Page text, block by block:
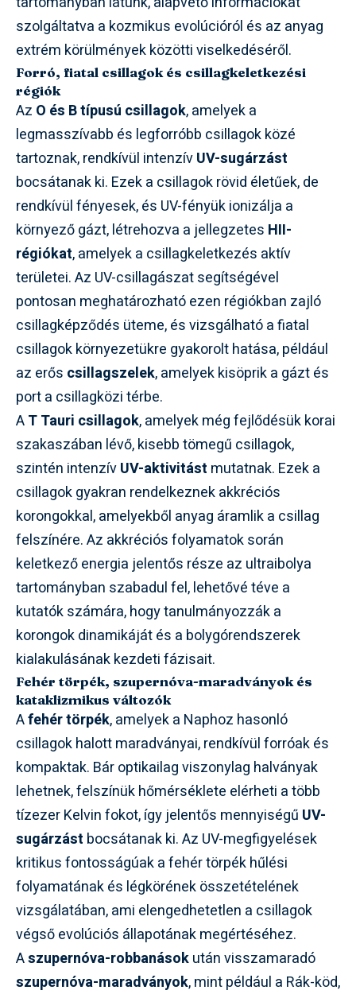
szolgáltatva a kozmikus evolúcióról és az anyag
extrém körülmények közötti viselkedéséről.
Forró, fiatal csillagok és csillagkeletkezési
régiók
Az O és B típusú csillagok, amelyek a
legmasszívabb és legforróbb csillagok közé
tartoznak, rendkívül intenzívUV-sugárzást
bocsátanak ki. Ezek a csillagok rövid életűek, de
rendkívül fényesek, és UV-fényük ionizálja a
környező gázt, létrehozva a jellegzetes HII-
régiókat, amelyek a csillagkeletkezés aktív
területei. Az UV-csillagászat segítségével
pontosan meghatározható ezen régiókban zajló
csillagképződés üteme, és vizsgálható a fiatal
csillagok környezetükre gyakorolt hatása, például
az erős csillagszelek, amelyek kisöprik a gázt és
port a csillagközi térbe.
AT Tauri csillagok, amelyek még fejlődésük korai
szakaszában lévő, kisebb tömegű csillagok,
szintén intenzívUV-aktivitást mutatnak. Ezek a
csillagok gyakran rendelkeznek akkréciós
korongokkal, amelyekből anyag áramlik a csillag
felszínére. Az akkréciós folyamatok során
keletkező energia jelentős része az ultraibolya
tartományban szabadul fel, lehetővé téve a
kutatók számára, hogy tanulmányozzák a
korongok dinamikáját és a bolygórendszerek
kialakulásának kezdeti fázisait.
Fehér törpék, szupernóva-maradványok és
kataklizmikus változók
Afehér törpék, amelyek a Naphoz hasonló
csillagok halott maradványai, rendkívül forróak és
kompaktak. Bár optikailag viszonylag halványak
lehetnek, felszínük hőmérséklete elérheti a több
tízezer Kelvin fokot, így jelentős mennyiségű UV-
sugárzást bocsátanak ki. Az UV-megfigyelések
kritikus fontosságúak a fehér törpék hűlési
folyamatának és légkörének összetételének
vizsgálatában, ami elengedhetetlen a csillagok
végső evolúciós állapotának megértéséhez.
Aszupernóva-robbanásokután visszamaradó
szupernóva-maradványok, mint például a Rák-köd,